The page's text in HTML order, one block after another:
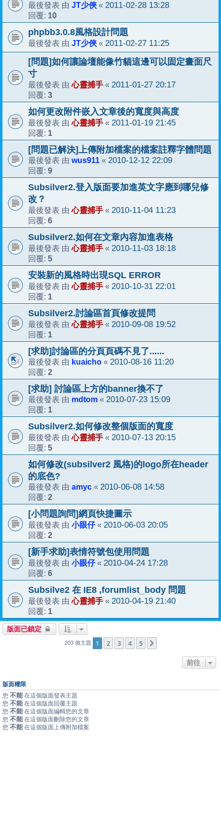
最後發表 由 JT少俠 « 2011-02-28 13:28
回覆: 10
phpbb3.0.8風格設計問題
最後發表 由 JT少俠 « 2011-02-27 11:25
[問題]如何讓論壇能像竹貓這邊可以固定畫面尺
寸
最後發表 由心靈捕手 « 2011-01-27 20:17
回覆: 3
如何更改附件嵌入文章後的寬度與高度
最後發表 由心靈捕手 « 2011-01-19 21:45
回覆: 1
[問題已解決]上傳附加檔案的檔案註釋字體問題
最後發表 由 wus911 « 2010-12-12 22:09
回覆: 9
Subsilver2.登入版面要加進英文字應到哪兒修
改？
最後發表 由心靈捕手 « 2010-11-04 11:23
回覆: 6
Subsilver2.如何在文章內容加進表格
最後發表 由心靈捕手 « 2010-11-03 18:18
回覆: 5
安裝新的風格時出現SQL ERROR
最後發表 由心靈捕手 « 2010-10-31 22:01
回覆: 1
Subsilver2.討論區首頁修改提問
最後發表 由心靈捕手 « 2010-09-08 19:52
回覆: 1
[求助]討論區的分頁頁碼不見了......
最後發表 由 kuaicho « 2010-08-16 11:20
回覆: 2
[求助] 討論區上方的banner換不了
最後發表 由 mdtom « 2010-07-23 15:09
回覆: 1
Subsilver2.如何修改整個版面的寬度
最後發表 由心靈捕手 « 2010-07-13 20:15
回覆: 5
如何修改(subsilver2 風格)的logo所在header
的底色?
最後發表 由 amyc « 2010-06-08 14:58
回覆: 2
[小問題詢問]網頁快捷圖示
最後發表 由 小眼仔« 2010-06-03 20:05
回覆: 2
[新手求助]表情符號包使用問題
最後發表 由 小眼仔« 2010-04-24 17:28
回覆: 6
Subsilve2 在 IE8 ,forumlist_body 問題
最後發表 由心靈捕手 « 2010-04-19 21:40
回覆: 1
版面已鎖定
203 個主題 1 2 3 4 5
前往
版面權限
您 不能 在這個版面發表主題
您 不能 在這個版面回覆主題
您 不能 在這個版面編輯您的文章
您 不能 在這個版面刪除您的文章
您 不能 在這個版面上傳附加檔案